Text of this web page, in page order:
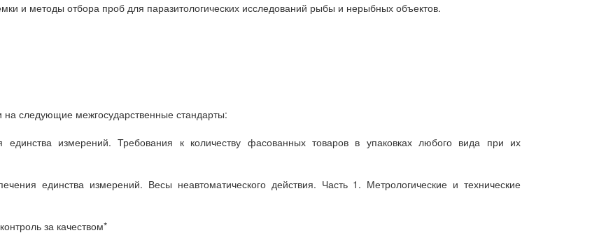
и методы отбора проб для паразитологических исследований рыбы и нерыбных объектов.
следующие межгосударственные стандарты:
единства измерений. Требования к количеству фасованных товаров в упаковках любого вида при их
единства измерений. Весы неавтоматического действия. Часть 1. Метрологические и технические
за качеством*